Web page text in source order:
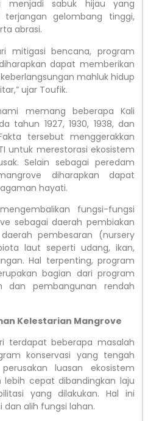
menjadi sabuk hijau yang
gelombang tinggi,
abrasi.
mitigasi bencana, program
dapat memberikan
mahluk hidup
ujar Toufik.
memang beberapa Kali
tahun 1927, 1930, 1938, dan
tersebut menggerakkan
untuk merestorasi ekosistem
Selain sebagai peredam
diharapkan dapat
hayati.
fungsi-fungsi
sebagai daerah pembiakan
pembesaran (nursery
laut seperti udang, ikan,
Hal terpenting, program
bagian dari program
dan pembangunan rendah
Kelestarian Mangrove
terdapat beberapa masalah
konservasi yang tengah
luasan ekosistem
cepat dibandingkan laju
yang dilakukan. Hal ini
dan alih fungsi lahan.